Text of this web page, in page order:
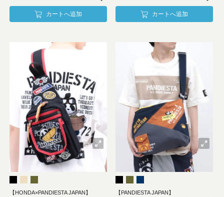
カートへ追加 カートへ追加
【HONDA×PANDIESTA JAPAN】
【PANDIESTA JAPAN】